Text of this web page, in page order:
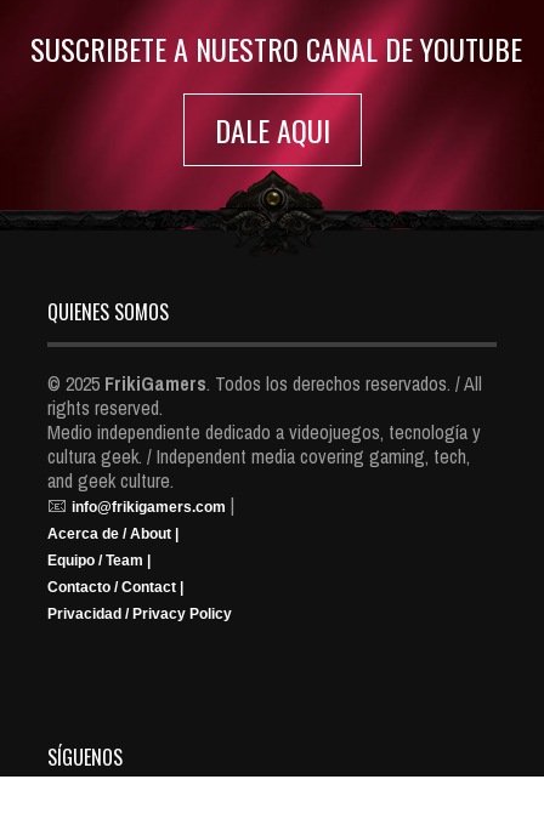
SUSCRIBETE A NUESTRO CANAL DE YOUTUBE
DALE AQUI
QUIENES SOMOS
© 2025 FrikiGamers. Todos los derechos reservados. / All
rights reserved.
Medio independiente dedicado a videojuegos, tecnología y
cultura geek. / Independent media covering gaming, tech,
and geek culture.
📧 info@frikigamers.com |
Acerca de / About |
Equipo / Team |
Contacto / Contact |
Privacidad / Privacy Policy
SÍGUENOS